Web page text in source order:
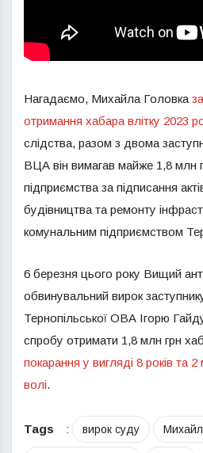
Нагадаємо, Михайла Головка
отримання хабара влітку 2023
слідства, разом з двома
ВЦА він вимагав майже 1,8 млн
підприємства за підписання
будівництва та ремонту
комунальним підприємством
6 березня цього року Вищий
обвинувальний вирок
Тернопільської ОВА Ігорю
спробу отримати 1,8 млн грн
покарання у вигляді 8 років та
волі.
Tags : вирок суду